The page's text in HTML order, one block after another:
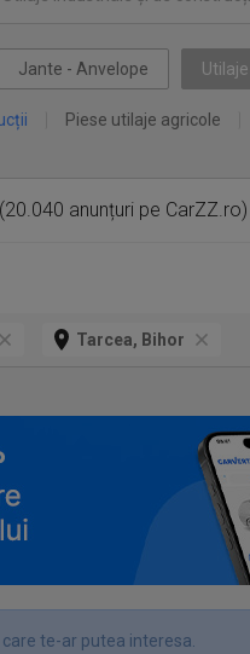
Jante - Anvelope Utilaje
Piese utilaje agricole
(20.040 anunțuri pe CarZZ.ro)
Tarcea, Bihor
te-ar putea interesa.